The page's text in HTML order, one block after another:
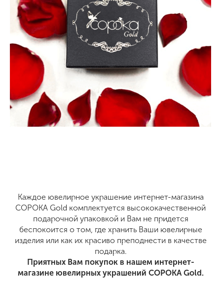
Каждое ювелирное украшение интернет-магазина
СОРОКА Gold комплектуется высококачественной
подарочной упаковкой и Вам не придется
беспокоится о том, где хранить Ваши ювелирные
изделия или как их красиво преподнести в качестве
подарка.
Приятных Вам покупок в нашем интернет-
магазине ювелирных украшений СОРОКА Gold.